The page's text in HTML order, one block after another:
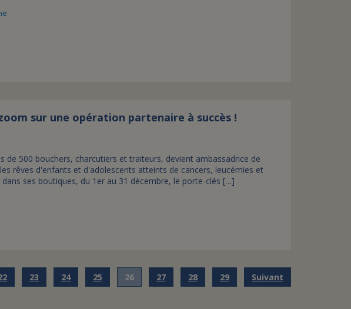
sur une opération partenaire à succès !
de 500 bouchers, charcutiers et traiteurs, devient ambassadrice de
rêves d'enfants et d'adolescents atteints de cancers, leucémies et
ses boutiques, du 1er au 31 décembre, le porte-clés […]
23 24 25 26 27 28 29 Suivant